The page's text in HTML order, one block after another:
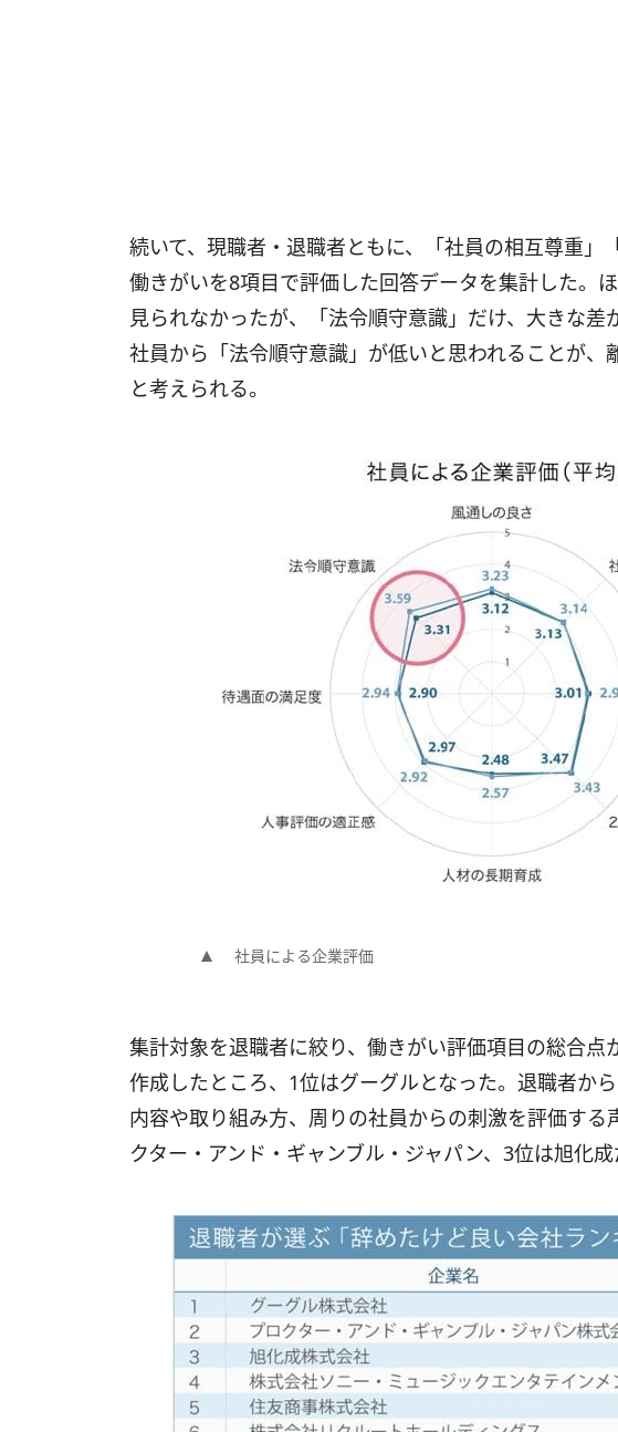
続いて、現職者・退職者ともに、「社員の相互尊重」
働きがいを8項目で評価した回答データを集計した。
見られなかったが、「法令順守意識」だけ、大きな差
社員から「法令順守意識」が低いと思われることが、
と考えられる。
社員による企業評価
集計対象を退職者に絞り、働きがい評価項目の総合点
作成したところ、1位はグーグルとなった。退職者か
内容や取り組み方、周りの社員からの刺激を評価する
クター・アンド・ギャンブル・ジャパン、3位は旭化成